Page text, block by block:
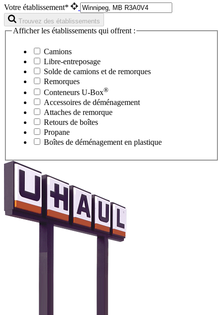
Votre établissement*
Trouvez des établissements
Afficher les établissements qui offrent :
Camions
Libre-entreposage
Solde de camions et de remorques
Remorques
Conteneurs U-Box®
Accessoires de déménagement
Attaches de remorque
Retours de boîtes
Propane
Boîtes de déménagement en plastique